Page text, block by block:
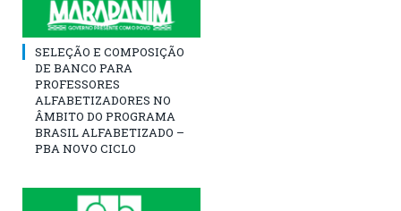
SELEÇÃO E COMPOSIÇÃO
DE BANCO PARA
PROFESSORES
ALFABETIZADORES NO
ÂMBITO DO PROGRAMA
BRASIL ALFABETIZADO –
PBA NOVO CICLO